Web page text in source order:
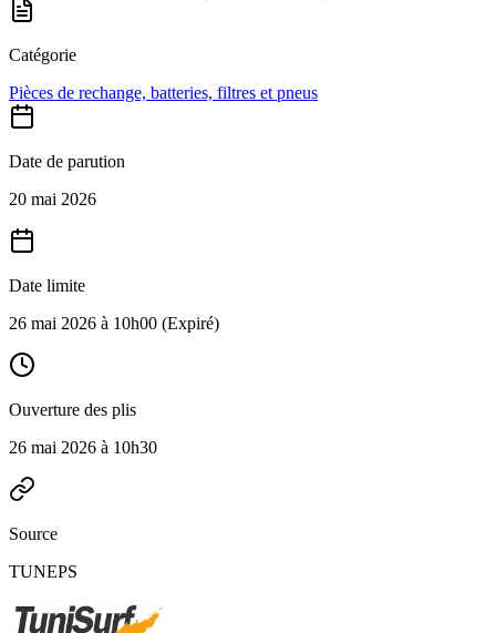
Catégorie
Pièces de rechange, batteries, filtres et pneus
Date de parution
20 mai 2026
Date limite
26 mai 2026 à 10h00 (Expiré)
Ouverture des plis
26 mai 2026 à 10h30
Source
TUNEPS